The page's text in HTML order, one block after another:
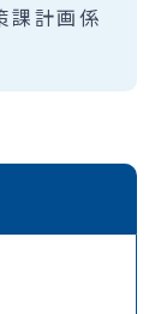
課計画係